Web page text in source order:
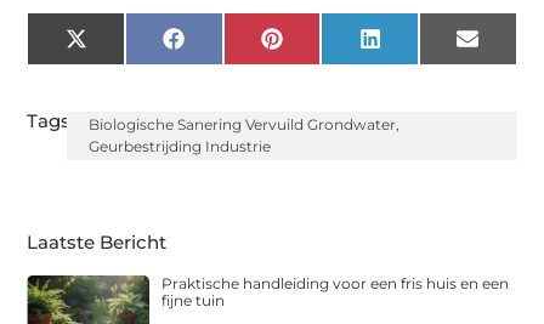
X
(Twitter)
FacebookPinterest LinkedIn Email
Tags: Biologische Sanering Vervuild Grondwater,
Geurbestrijding Industrie
Laatste Bericht
Praktische handleiding voor een fris huis en een
fijne tuin